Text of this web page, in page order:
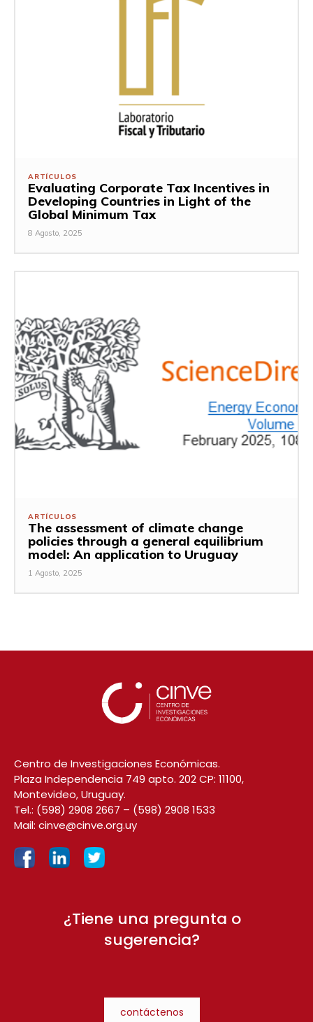
ARTÍCULOS
Evaluating Corporate Tax Incentives in
Developing Countries in Light of the
Global Minimum Tax
8 Agosto, 2025
ARTÍCULOS
The assessment of climate change
policies through a general equilibrium
model: An application to Uruguay
1 Agosto, 2025
Centro de Investigaciones Económicas.
Plaza Independencia 749 apto. 202 CP: 11100,
Montevideo, Uruguay.
Tel.: (598) 2908 2667 – (598) 2908 1533
Mail: cinve@cinve.org.uy
¿Tiene una pregunta o
sugerencia?
contáctenos